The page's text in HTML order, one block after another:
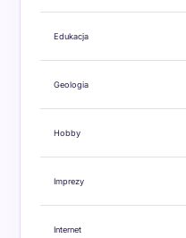
Edukacja
Geologia
Hobby
Imprezy
Internet